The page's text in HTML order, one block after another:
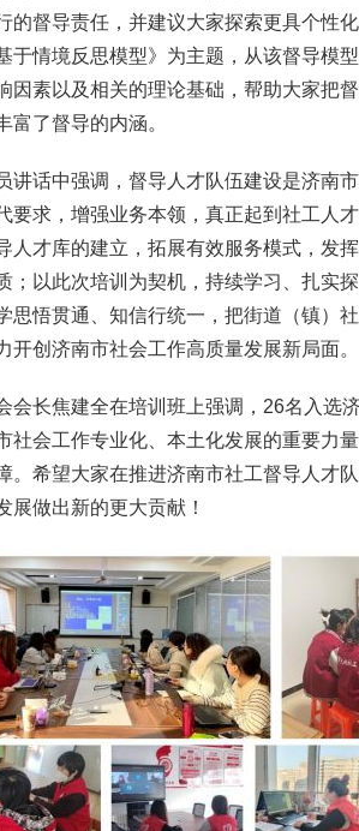
的督导责任，并建议大家探索更具个性
于情境反思模型》为主题，从该督导模
因素以及相关的理论基础，帮助大家把
富了督导的内涵。
讲话中强调，督导人才队伍建设是济南
要求，增强业务本领，真正起到社工人
人才库的建立，拓展有效服务模式，发
；以此次培训为契机，持续学习、扎实
思悟贯通、知信行统一，把街道（镇）
开创济南市社会工作高质量发展新局面。
会长焦建全在培训班上强调，26名入选
社会工作专业化、本土化发展的重要力
。希望大家在推进济南市社工督导人才
展做出新的更大贡献！